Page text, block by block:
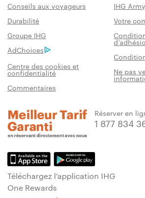
Conseils aux voyageurs
IHG
Durabilité
Votre
Groupe IHG
AdChoices
Centre des cookies et
confidentialité Ne pas
Commentaires
Réserver en
1 877 834
Téléchargez l’application IHG
One Rewards